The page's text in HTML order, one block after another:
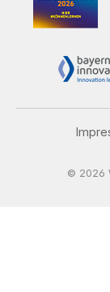
© 2026